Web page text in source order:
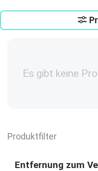
Es gibt keine
Produktfilter
Entfernung zum